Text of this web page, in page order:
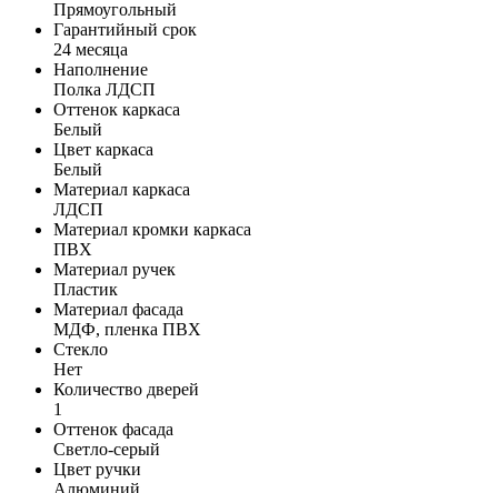
Прямоугольный
Гарантийный срок
24 месяца
Наполнение
Полка ЛДСП
Оттенок каркаса
Белый
Цвет каркаса
Белый
Материал каркаса
ЛДСП
Материал кромки каркаса
ПВХ
Материал ручек
Пластик
Материал фасада
МДФ, пленка ПВХ
Стекло
Нет
Количество дверей
1
Оттенок фасада
Светло-серый
Цвет ручки
Алюминий